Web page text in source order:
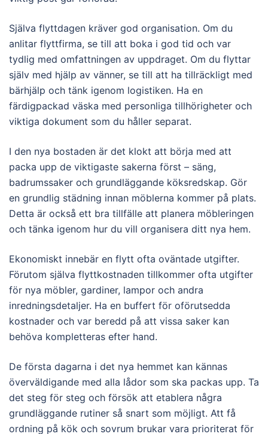
Själva flyttdagen kräver god organisation. Om du
anlitar flyttfirma, se till att boka i god tid och var
tydlig med omfattningen av uppdraget. Om du flyttar
själv med hjälp av vänner, se till att ha tillräckligt med
bärhjälp och tänk igenom logistiken. Ha en
färdigpackad väska med personliga tillhörigheter och
viktiga dokument som du håller separat.
I den nya bostaden är det klokt att börja med att
packa upp de viktigaste sakerna först – säng,
badrumssaker och grundläggande köksredskap. Gör
en grundlig städning innan möblerna kommer på plats.
Detta är också ett bra tillfälle att planera möbleringen
och tänka igenom hur du vill organisera ditt nya hem.
Ekonomiskt innebär en flytt ofta oväntade utgifter.
Förutom själva flyttkostnaden tillkommer ofta utgifter
för nya möbler, gardiner, lampor och andra
inredningsdetaljer. Ha en buffert för oförutsedda
kostnader och var beredd på att vissa saker kan
behöva kompletteras efter hand.
De första dagarna i det nya hemmet kan kännas
överväldigande med alla lådor som ska packas upp. Ta
det steg för steg och försök att etablera några
grundläggande rutiner så snart som möjligt. Att få
ordning på kök och sovrum brukar vara prioriterat för